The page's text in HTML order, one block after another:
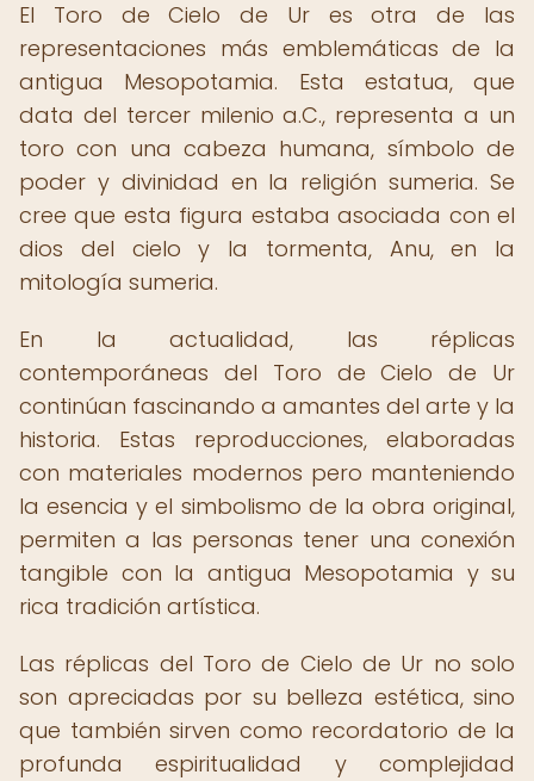
El Toro de Cielo de Ur es otra de las
representaciones más emblemáticas de la
antigua Mesopotamia. Esta estatua, que
data del tercer milenio a.C., representa a un
toro con una cabeza humana, símbolo de
poder y divinidad en la religión sumeria. Se
cree que esta figura estaba asociada con el
dios del cielo y la tormenta, Anu, en la
mitología sumeria.
En la actualidad, las réplicas
contemporáneas del Toro de Cielo de Ur
continúan fascinando a amantes del arte y la
historia. Estas reproducciones, elaboradas
con materiales modernos pero manteniendo
la esencia y el simbolismo de la obra original,
permiten a las personas tener una conexión
tangible con la antigua Mesopotamia y su
rica tradición artística.
Las réplicas del Toro de Cielo de Ur no solo
son apreciadas por su belleza estética, sino
que también sirven como recordatorio de la
profunda espiritualidad y complejidad